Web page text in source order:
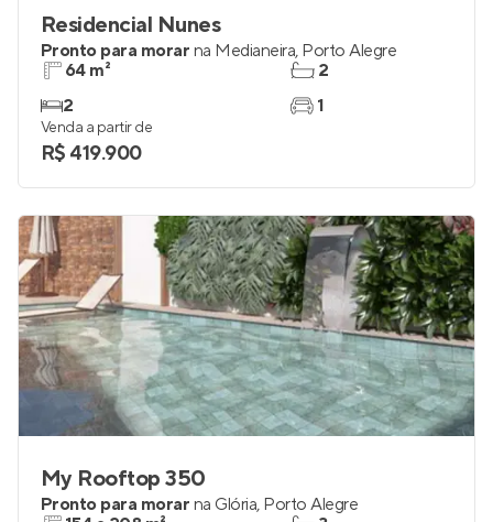
Residencial Nunes
Pronto para morar na Medianeira, Porto Alegre
64 m²
2
2
1
Venda a partir de
R$ 419.900
My Rooftop 350
Pronto para morar na Glória, Porto Alegre